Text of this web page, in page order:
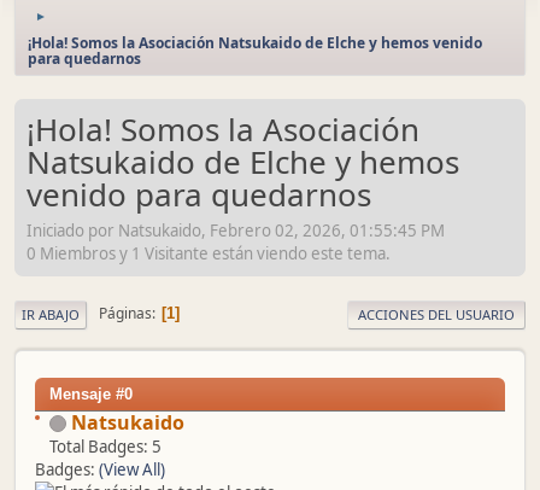
►
¡Hola! Somos la Asociación Natsukaido de Elche y hemos venido
para quedarnos
¡Hola! Somos la Asociación
Natsukaido de Elche y hemos
venido para quedarnos
Iniciado por Natsukaido, Febrero 02, 2026, 01:55:45 PM
0 Miembros y 1 Visitante están viendo este tema.
IR ABAJO Páginas 1 ACCIONES DEL USUARIO
Mensaje #0
Natsukaido
Total Badges: 5
Badges: (View All)